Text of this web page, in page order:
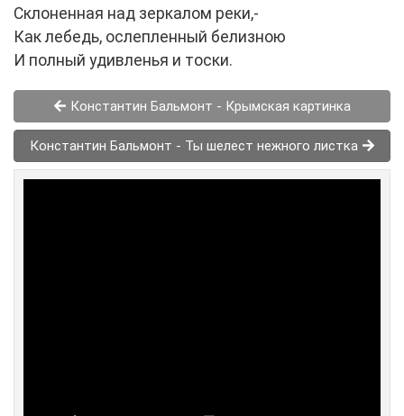
Склоненная над зеркалом реки,-
Как лебедь, ослепленный белизною
И полный удивленья и тоски.
Константин Бальмонт - Крымская картинка
Константин Бальмонт - Ты шелест нежного листка